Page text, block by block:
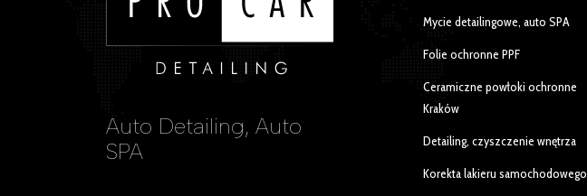
Auto Detailing, Auto
SPA
Mycie detailingowe, auto SPA
Folie ochronne PPF
Ceramiczne powłoki ochronne
Kraków
Detailing, czyszczenie wnętrza
Korekta lakieru samochodowego